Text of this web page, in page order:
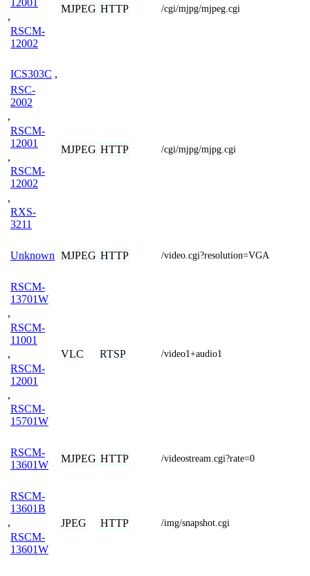
,
RSCM-
12002
MJPEG HTTP /cgi/mjpg/mjpeg.cgi
ICS303C ,
RSC-
2002
,
RSCM-
12001
,
RSCM-
12002
,
RXS-
3211
MJPEG HTTP /cgi/mjpg/mjpg.cgi
Unknown MJPEG HTTP /video.cgi?resolution=VGA
RSCM-
13701W
,
RSCM-
11001
,
RSCM-
12001
,
RSCM-
15701W
VLC RTSP /video1+audio1
RSCM-
13601W
MJPEG HTTP /videostream.cgi?rate=0
RSCM-
13601B
,
RSCM-
13601W
JPEG HTTP /img/snapshot.cgi